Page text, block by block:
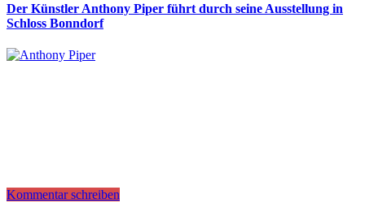
Der Künstler Anthony Piper führt durch seine Ausstellung in
Schloss Bonndorf
Kommentar schreiben